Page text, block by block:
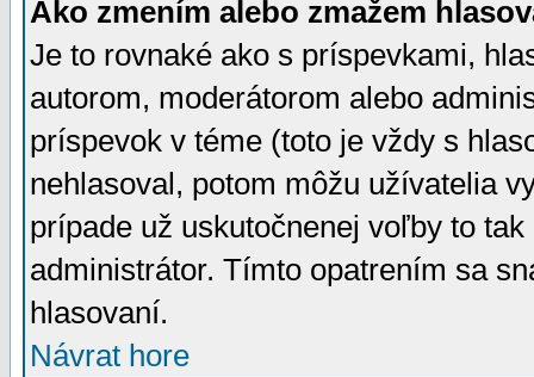
Ako zmením alebo zmažem
Je to rovnaké ako s príspevkami,
autorom, moderátorom alebo
príspevok v téme (toto je vždy s
nehlasoval, potom môžu užívatelia
prípade už uskutočnenej voľby to
administrátor. Tímto opatrením sa
hlasovaní.
Návrat hore